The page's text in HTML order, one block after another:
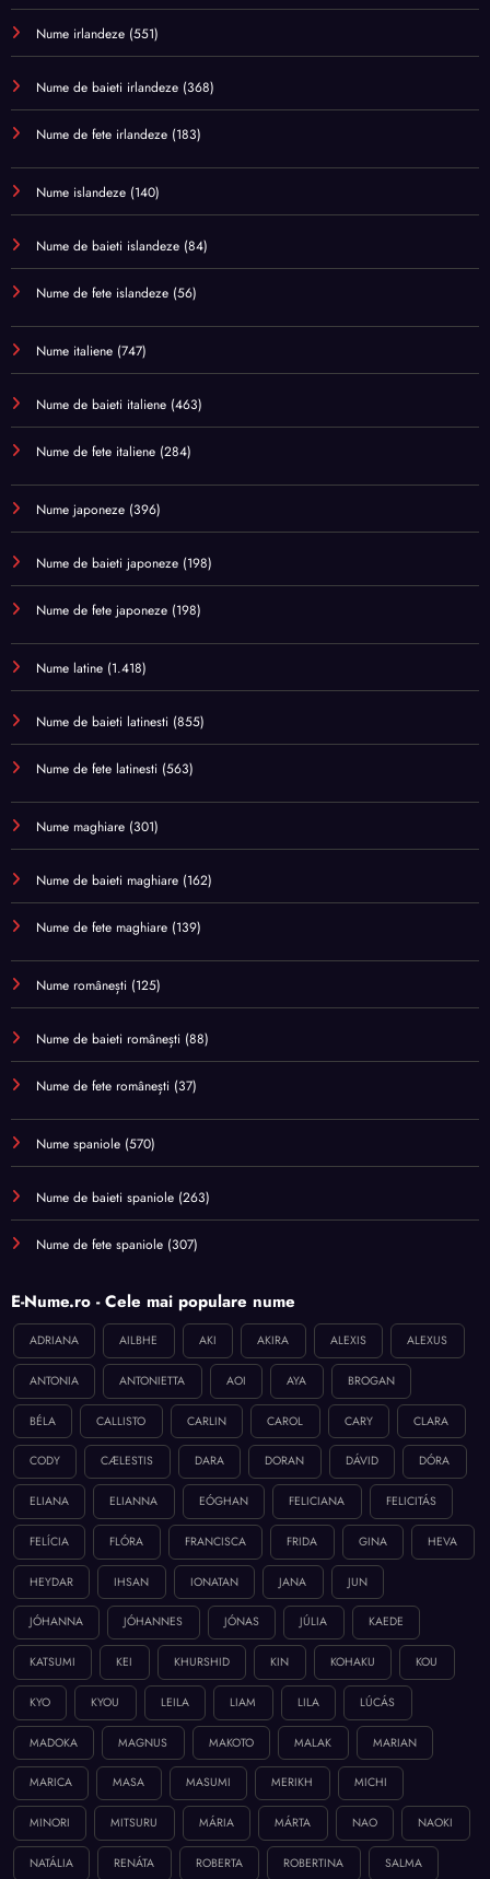
Nume irlandeze (551)
Nume de baieti irlandeze (368)
Nume de fete irlandeze (183)
Nume islandeze (140)
Nume de baieti islandeze (84)
Nume de fete islandeze (56)
Nume italiene (747)
Nume de baieti italiene (463)
Nume de fete italiene (284)
Nume japoneze (396)
Nume de baieti japoneze (198)
Nume de fete japoneze (198)
Nume latine (1.418)
Nume de baieti latinesti (855)
Nume de fete latinesti (563)
Nume maghiare (301)
Nume de baieti maghiare (162)
Nume de fete maghiare (139)
Nume românești (125)
Nume de baieti românești (88)
Nume de fete românești (37)
Nume spaniole (570)
Nume de baieti spaniole (263)
Nume de fete spaniole (307)
E-Nume.ro - Cele mai populare nume
ADRIANA AILBHE AKI AKIRA ALEXIS ALEXUS
ANTONIA ANTONIETTA AOI AYA BROGAN
BÉLA CALLISTO CARLIN CAROL CARY CLARA
CODY CÆLESTIS DARA DORAN DÁVID DÓRA
ELIANA ELIANNA EÓGHAN FELICIANA FELICITÁS
FELÍCIA FLÓRA FRANCISCA FRIDA GINA HEVA
HEYDAR IHSAN IONATAN JANA JUN
JÓHANNA JÓHANNES JÓNAS JÚLIA KAEDE
KATSUMI KEI KHURSHID KIN KOHAKU KOU
KYO KYOU LEILA LIAM LILA LÚCÁS
MADOKA MAGNUS MAKOTO MALAK MARIAN
MARICA MASA MASUMI MERIKH MICHI
MINORI MITSURU MÁRIA MÁRTA NAO NAOKI
NATÁLIA RENÁTA ROBERTA ROBERTINA SALMA